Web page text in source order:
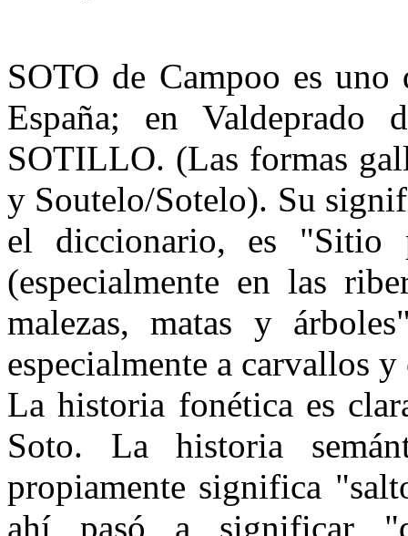
SOTO de Campoo es
España; en
SOTILLO. (Las formas
y Soutelo/Sotelo). Su
el diccionario, es "Sitio
(especialmente en las
malezas, matas y
especialmente a carvallos y
La historia fonética es
Soto. La historia
propiamente significa
ahí pasó a significar